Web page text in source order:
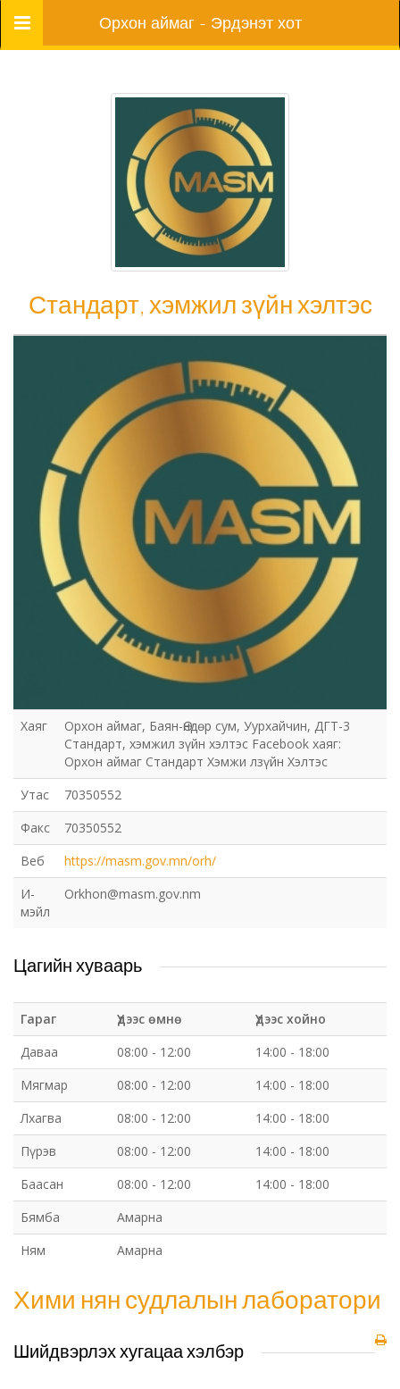
Цэс Орхон аймаг - Эрдэнэт хот
Стандарт, хэмжил зүйн хэлтэс
Стандарт, хэмжил зүйн хэлтэс
Хаяг
Орхон аймаг, Баян-Өндөр сум, Уурхайчин, ДГТ-3
Стандарт, хэмжил зүйн хэлтэс Facebook хаяг:
Орхон аймаг Стандарт Хэмжи лзүйн Хэлтэс
Утас
70350552
Факс
70350552
Веб
https://masm.gov.mn/orh/
И-
мэйл
Оrkhon@masm.gov.nm
Цагийн хуваарь
Гараг Үдээс өмнө
Үдээс хойно
Даваа
08:00 - 12:00
14:00 - 18:00
Мягмар
08:00 - 12:00
14:00 - 18:00
Лхагва
08:00 - 12:00
14:00 - 18:00
Пүрэв
08:00 - 12:00
14:00 - 18:00
Баасан
08:00 - 12:00
14:00 - 18:00
Бямба
Амарна
Ням
Амарна
Хими нян судлалын лаборатори
Шийдвэрлэх хугацаа хэлбэр